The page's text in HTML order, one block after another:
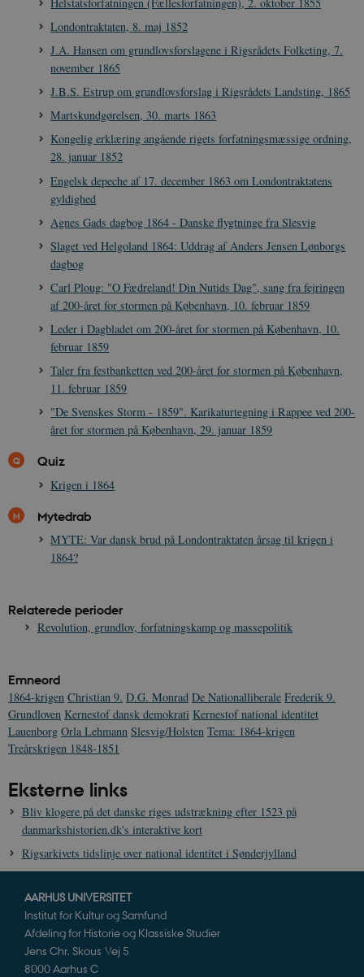
Londontraktaten, 8. maj 1852
J.A. Hansen om grundlovsforslagene i Rigsrådets Folketing, 7.
november 1865
J.B.S. Estrup om grundlovsforslag i Rigsrådets Landsting, 1865
Martskundgørelsen, 30. marts 1863
Kongelig erklæring angående rigets forfatningsmæssige ordning,
28. januar 1852
Engelsk depeche af 17. december 1863 om Londontraktatens
gyldighed
Agnes Gads dagbog 1864 - Danske flygtninge fra Slesvig
Slaget ved Helgoland 1864: Uddrag af Anders Jensen Lønborgs
dagbog
Carl Ploug: "O Fædreland! Din Nutids Dag", sang fra fejringen
af 200-året for stormen på København, 10. februar 1859
Leder i Dagbladet om 200-året for stormen på København, 10.
februar 1859
Taler fra festbanketten ved 200-året for stormen på København,
11. februar 1859
"De Svenskes Storm - 1859". Karikaturtegning i Rappee ved 200-
året for stormen på København, 29. januar 1859
Quiz
Krigen i 1864
Mytedrab
MYTE: Var dansk brud på Londontraktaten årsag til krigen i
1864?
Relaterede perioder
Revolution, grundlov, forfatningskamp og massepolitik
Emneord
1864-krigen Christian 9. D.G. Monrad De Nationalliberale Frederik 9.
Grundloven Kernestof dansk demokrati Kernestof national identitet
Lauenborg Orla Lehmann Slesvig/Holsten Tema: 1864-krigen
Treårskrigen 1848-1851
Eksterne links
Bliv klogere på det danske riges udstrækning efter 1523 på
danmarkshistorien.dk's interaktive kort
Rigsarkivets tidslinje over national identitet i Sønderjylland
AARHUS UNIVERSITET
Institut for Kultur og Samfund
Afdeling for Historie og Klassiske Studier
Jens Chr. Skous Vej 5
8000 Aarhus C